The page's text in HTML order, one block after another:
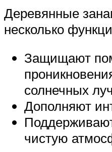
Деревянные
несколько
Защищают
солнечных
Дополняют
чистую